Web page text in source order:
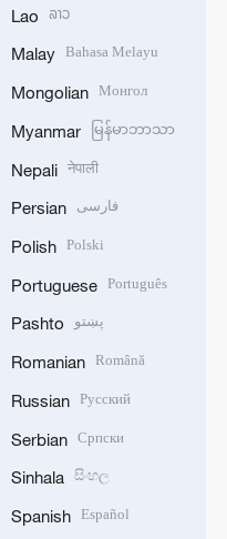
Lao ລາວ
Malay Bahasa Melayu
Mongolian Монгол
Myanmar မြန်မာဘာသာ
Nepali नेपाली
Persian فارسی
Polish Polski
Portuguese Português
Pashto پښتو
Romanian Română
Russian Русский
Serbian Српски
Sinhala සිංහල
Spanish Español